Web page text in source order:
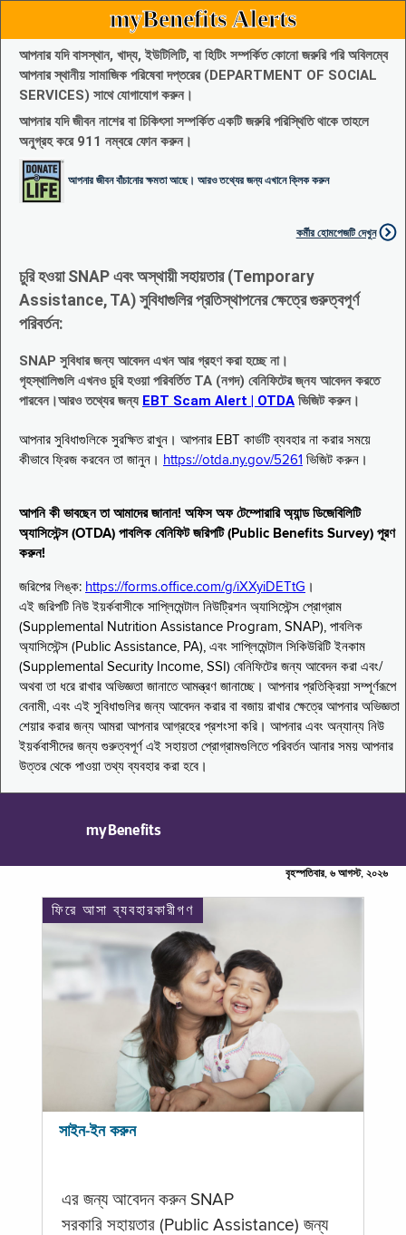
myBenefits Alerts
আপনার যদি বাসস্থান, খাদ্য, ইউটিলিটি, বা হিটিং সম্পর্কিত কোনো জরুরি পরি অবিলম্বে
আপনার স্থানীয় সামাজিক পরিষেবা দপ্তরের (DEPARTMENT OF SOCIAL
SERVICES) সাথে যোগাযোগ করুন।
আপনার যদি জীবন নাশের বা চিকিৎসা সম্পর্কিত একটি জরুরি পরিস্থিতি থাকে তাহলে
অনুগ্রহ করে 911 নম্বরে ফোন করুন।
আপনার জীবন বাঁচানোর ক্ষমতা আছে। আরও তথ্যের জন্য এখানে ক্লিক করুন
কর্মীর হোমপেজটি দেখুন
চুরি হওয়া SNAP এবং অস্থায়ী সহায়তার (Temporary
Assistance, TA) সুবিধাগুলির প্রতিস্থাপনের ক্ষেত্রে গুরুত্বপূর্ণ
পরিবর্তন:
SNAP সুবিধার জন্য আবেদন এখন আর গ্রহণ করা হচ্ছে না।
গৃহস্থালিগুলি এখনও চুরি হওয়া পরিবর্তিত TA (নগদ) বেনিফিটের জ্নয আবেদন করতে
পারবেন।আরও তথ্যের জন্য EBT Scam Alert | OTDA ভিজিট করুন।
আপনার সুবিধাগুলিকে সুরক্ষিত রাখুন। আপনার EBT কার্ডটি ব্যবহার না করার সময়ে
কীভাবে ফ্রিজ করবেন তা জানুন। https://otda.ny.gov/5261 ভিজিট করুন।
আপনি কী ভাবছেন তা আমাদের জানান! অফিস অফ টেম্পোরারি অ্যান্ড ডিজেবিলিটি
অ্যাসিস্টেন্স (OTDA) পাবলিক বেনিফিট জরিপটি (Public Benefits Survey) পূরণ
করুন!
জরিপের লিঙ্ক: https://forms.office.com/g/iXXyiDETtG ।
এই জরিপটি নিউ ইয়র্কবাসীকে সাপ্লিমেন্টাল নিউট্রিশন অ্যাসিস্টেন্স প্রোগ্রাম
(Supplemental Nutrition Assistance Program, SNAP), পাবলিক
অ্যাসিস্টেন্স (Public Assistance, PA), এবং সাপ্লিমেন্টাল সিকিউরিটি ইনকাম
(Supplemental Security Income, SSI) বেনিফিটের জন্য আবেদন করা এবং/
অথবা তা ধরে রাখার অভিজ্ঞতা জানাতে আমন্ত্রণ জানাচ্ছে। আপনার প্রতিক্রিয়া সম্পূর্ণরূপে
বেনামী, এবং এই সুবিধাগুলির জন্য আবেদন করার বা বজায় রাখার ক্ষেত্রে আপনার অভিজ্ঞতা
শেয়ার করার জন্য আমরা আপনার আগ্রহের প্রশংসা করি। আপনার এবং অন্যান্য নিউ
ইয়র্কবাসীদের জন্য গুরুত্বপূর্ণ এই সহায়তা প্রোগ্রামগুলিতে পরিবর্তন আনার সময় আপনার
উত্তর থেকে পাওয়া তথ্য ব্যবহার করা হবে।
myBenefits
বৃহস্পতিবার, ৬ আগস্ট, ২০২৬
ফিরে আসা ব্যবহারকারীগণ
সাইন-ইন করুন
এর জন্য আবেদন করুন SNAP
সরকারি সহায়তার (Public Assistance) জন্য